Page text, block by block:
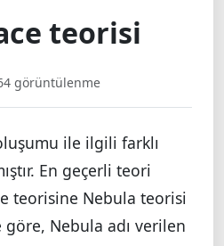
teorisi
görüntülenme
ile ilgili farklı
En geçerli teori
teorisine Nebula teorisi
Nebula adı verilen